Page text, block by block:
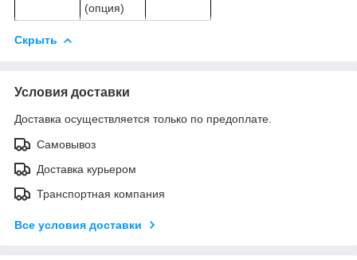
(опция)
Скрыть
Условия доставки
Доставка осуществляется только по предоплате.
Самовывоз
Доставка курьером
Транспортная компания
Все условия доставки